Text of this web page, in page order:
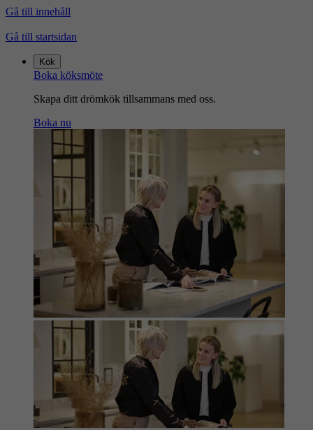
Gå till innehåll
Gå till startsidan
Kök
Boka köksmöte
Skapa ditt drömkök tillsammans med oss.
Boka nu